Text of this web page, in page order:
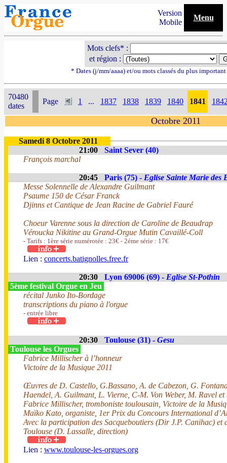
Version
Mobile
Menu
Mots clefs* :
et région :
* Dates (j/mm/aaaa) et/ou mots classés du plus
70480
dates
Page 1 ... 1837 1838 1839 1840 1841
Octobre 2011
Samedi 8 Octobre 2011
21:00
Saint Sever (40)
François marchal
20:45 Paris (75) - Eglise Sainte Marie des
Messe Solennelle de Alexandre Guilmant
Psaume 150 de César Franck
Djinns et Cantique de Jean Racine de Gabriel Fauré
Choeur Varenne sous la direction de Caroline de Beaudrap
Véroucka Nikitine au Grand-Orgue Mutin Cavaillé-Coll
- Tarifs : 1ère série numérotée : 23€ - 2éme série : 17€
Lien : concerts.batignolles.free.fr
20:30 Lyon 69006 (69) - Eglise St-Pothin
5ème festival Orgue en Jeu
récital Junko Ito-Bordage
transcriptions du piano à l'orgue
- entrée libre
20:30 Toulouse (31) - Gesu
Toulouse les Orgues
Fabrice Millischer à l’honneur
Victoire de la Musique 2011
Œuvres de D. Castello, G.Bassano, A. de Cabezon, G.
Haendel, A. Guilmant, L. Vierne, C-M. Von Weber, M. Ravel
Fabrice Millischer, tromboniste toulousain, Victoire de la
Maïko Kato, organiste, 1er Prix du Concours International
Avec la participation des Sacqueboutiers (Dir J.P. Canihac) et
Toulouse (D. Lassalle, direction)
Lien : www.toulouse-les-orgues.org